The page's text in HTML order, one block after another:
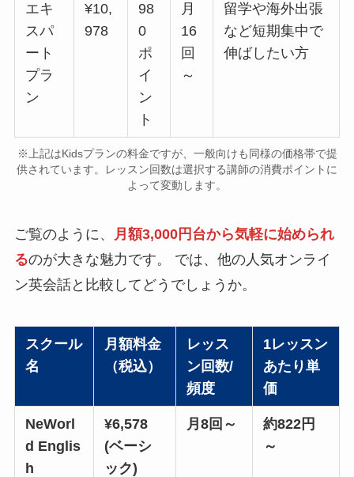
エキ
スパ
ート
プラ
ン
¥10,
978
98
0
ポ
イ
ン
ト
月
16
回
～
留学や海外出張
など短期集中で
伸ばしたい方
※上記はKidsプランの料金ですが、一般向けも同様の価格帯で提
供されています。レッスン回数は選択する講師の消費ポイントに
よって変動します。
ご覧のように、
月額3,000円台から気軽に始められ
るのが大きな魅力です。 では、他の人気オンライ
ン英会話と比較してどうでしょうか。
スクール
名
月額料金
（税込）
レッス
ン回数/
頻度
1レッスン
あたり単
価
NeWorl
d Englis
h
¥6,578
(ベーシ
ック)
月8回～
約822円
～